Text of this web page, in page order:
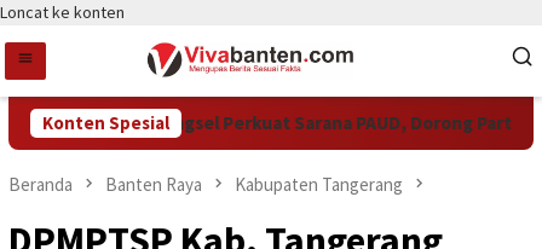
Loncat ke konten
Konten Spesial
Pemkot Tangsel Perkuat Sarana PAUD, Dorong Partisipasi
Beranda Banten Raya Kabupaten Tangerang